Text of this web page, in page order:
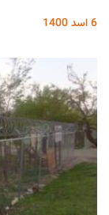
6 اسد 1400